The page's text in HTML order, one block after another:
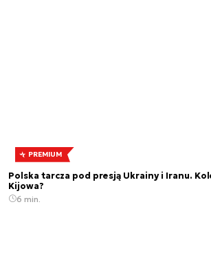
PREMIUM
Polska tarcza pod presją Ukrainy i Iranu.
Kijowa?
6 min.